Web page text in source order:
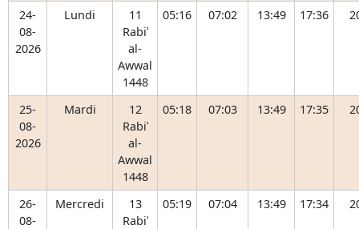
24-
08-
2026
Lundi
11
Rabiʿ
al-
Awwal
1448
05:16 07:02 13:49 17:36
25-
08-
2026
Mardi
12
Rabiʿ
al-
Awwal
1448
05:18 07:03 13:49 17:35
26-
08-
Mercredi
13
Rabiʿ
05:19 07:04 13:49 17:34